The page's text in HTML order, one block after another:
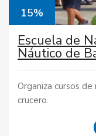
15%
Escuela de
Náutico de
Organiza cursos
crucero.